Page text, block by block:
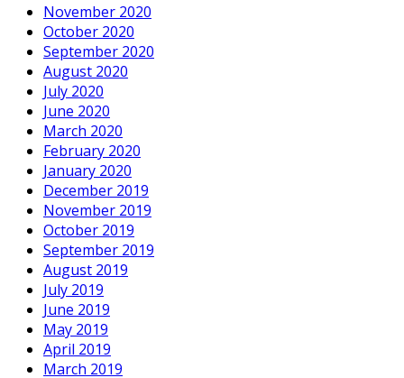
November 2020
October 2020
September 2020
August 2020
July 2020
June 2020
March 2020
February 2020
January 2020
December 2019
November 2019
October 2019
September 2019
August 2019
July 2019
June 2019
May 2019
April 2019
March 2019